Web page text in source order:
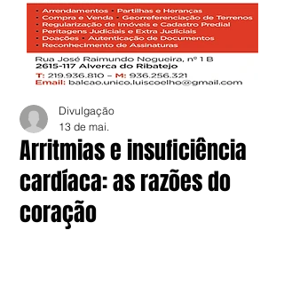
Arritmias e insuficiência
cardíaca: as razões do
coração
Divulgação
13 de mai.